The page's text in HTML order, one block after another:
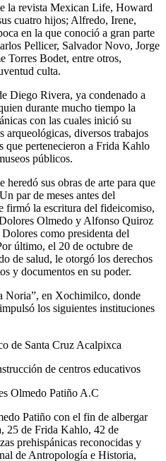
la revista Mexican Life, Howard
cuatro hijos; Alfredo, Irene,
en la que conoció a gran parte
Pellicer, Salvador Novo, Jorge
Torres Bodet, entre otros,
culta.
Diego Rivera, ya condenado a
durante mucho tiempo la
con las cuales inició su
arqueológicas, diversos trabajos
que pertenecieron a Frida Kahlo
públicos.
sus obras de arte para que
par de meses antes del
firmó la escritura del fideicomiso,
Olmedo y Alfonso Quiroz
como presidenta del
último, el 20 de octubre de
de salud, le otorgó los derechos
y documentos en su poder.
Noria”, en Xochimilco, donde
los siguientes instituciones
de Santa Cruz Acalpixca
de centros educativos
Olmedo Patiño A.C
Patiño con el fin de albergar
25 de Frida Kahlo, 42 de
prehispánicas reconocidas y
de Antropología e Historia,